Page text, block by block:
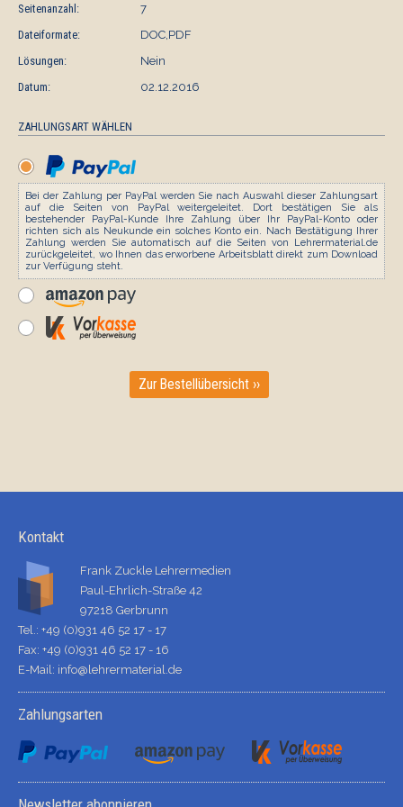
Seitenanzahl:
7
Dateiformate:
DOC,PDF
Lösungen:
Nein
Datum:
02.12.2016
ZAHLUNGSART WÄHLEN
Bei der Zahlung per PayPal werden Sie nach Auswahl dieser Zahlungsart
auf die Seiten von PayPal weitergeleitet. Dort bestätigen Sie als
bestehender PayPal-Kunde Ihre Zahlung über Ihr PayPal-Konto oder
richten sich als Neukunde ein solches Konto ein. Nach Bestätigung Ihrer
Zahlung werden Sie automatisch auf die Seiten von Lehrermaterial.de
zurückgeleitet, wo Ihnen das erworbene Arbeitsblatt direkt zum Download
zur Verfügung steht.
Zur Bestellübersicht ››
Kontakt
Frank Zuckle Lehrermedien
Paul-Ehrlich-Straße 42
97218 Gerbrunn
Tel.: +49 (0)931 46 52 17 - 17
Fax: +49 (0)931 46 52 17 - 16
E-Mail: info@lehrermaterial.de
Zahlungsarten